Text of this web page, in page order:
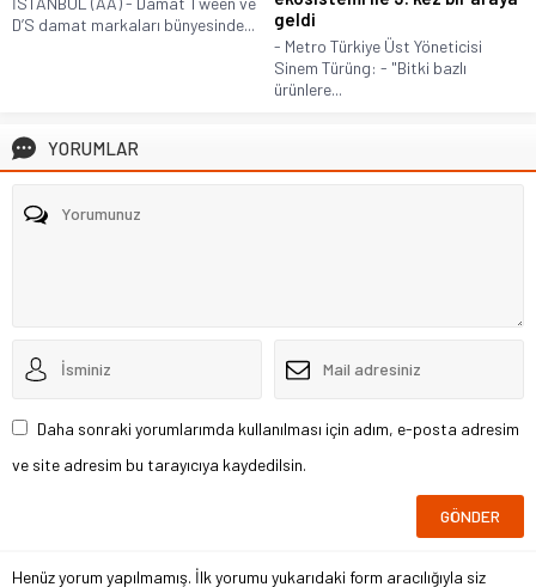
D’S damat markaları bünyesinde...
geldi
- Metro Türkiye Üst Yöneticisi
Sinem Türüng: - "Bitki bazlı
ürünlere...
YORUMLAR
Daha sonraki yorumlarımda kullanılması için adım, e-posta adresim
ve site adresim bu tarayıcıya kaydedilsin.
Henüz yorum yapılmamış. İlk yorumu yukarıdaki form aracılığıyla siz